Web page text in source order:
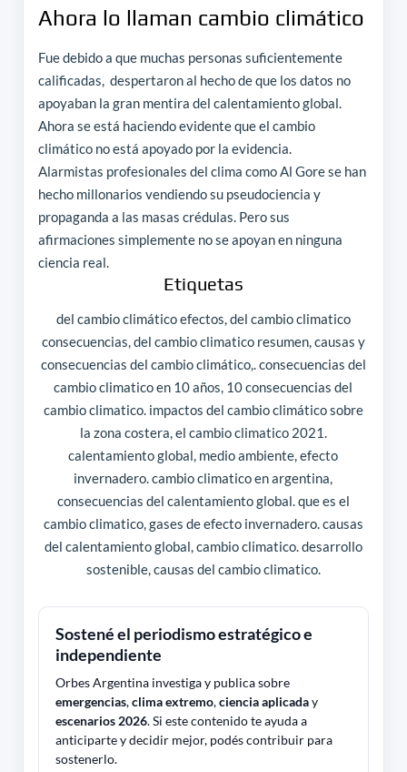
Ahora lo llaman cambio climático
Fue debido a que muchas personas suficientemente
calificadas, despertaron al hecho de que los datos no
apoyaban la gran mentira del calentamiento global.
Ahora se está haciendo evidente que el cambio
climático no está apoyado por la evidencia.
Alarmistas profesionales del clima como Al Gore se han
hecho millonarios vendiendo su pseudociencia y
propaganda a las masas crédulas. Pero sus
afirmaciones simplemente no se apoyan en ninguna
ciencia real.
Etiquetas
del cambio climático efectos, del cambio climatico
consecuencias, del cambio climatico resumen, causas y
consecuencias del cambio climático,. consecuencias del
cambio climatico en 10 años, 10 consecuencias del
cambio climatico. impactos del cambio climático sobre
la zona costera, el cambio climatico 2021.
calentamiento global, medio ambiente, efecto
invernadero. cambio climatico en argentina,
consecuencias del calentamiento global. que es el
cambio climatico, gases de efecto invernadero. causas
del calentamiento global, cambio climatico. desarrollo
sostenible, causas del cambio climatico.
Sostené el periodismo estratégico e
independiente
Orbes Argentina investiga y publica sobre
emergencias,clima extremo,ciencia aplicaday
escenarios 2026. Si este contenido te ayuda a
anticiparte y decidir mejor, podés contribuir para
sostenerlo.